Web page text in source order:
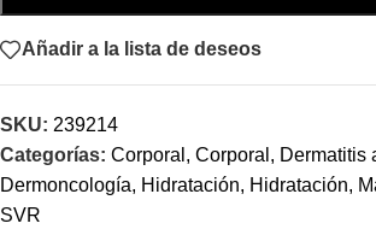
Añadir a la lista de deseos
SKU: 239214
Categorías: Corporal , Corporal , Dermatitis
Dermoncología, Hidratación, Hidratación,
SVR